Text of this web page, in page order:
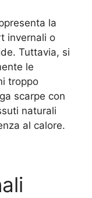
la
invernali o
Tuttavia, si
le
troppo
scarpe con
naturali
al calore.